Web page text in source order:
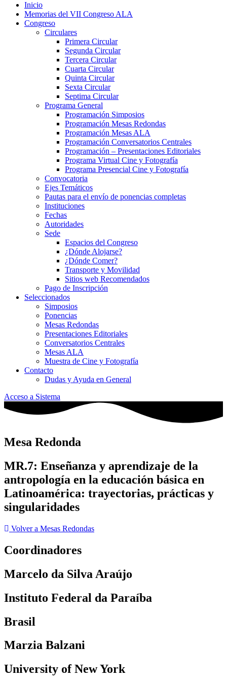
Inicio
Memorias del VII Congreso ALA
Congreso
Circulares
Primera Circular
Segunda Circular
Tercera Circular
Cuarta Circular
Quinta Circular
Sexta Circular
Septima Circular
Programa General
Programación Simposios
Programación Mesas Redondas
Programación Mesas ALA
Programación Conversatorios Centrales
Programación – Presentaciones Editoriales
Programa Virtual Cine y Fotografía
Programa Presencial Cine y Fotografía
Convocatoria
Ejes Temáticos
Pautas para el envío de ponencias completas
Instituciones
Fechas
Autoridades
Sede
Espacios del Congreso
¿Dónde Alojarse?
¿Dónde Comer?
Transporte y Movilidad
Sitios web Recomendados
Pago de Inscripción
Seleccionados
Simposios
Ponencias
Mesas Redondas
Presentaciones Editoriales
Conversatorios Centrales
Mesas ALA
Muestra de Cine y Fotografía
Contacto
Dudas y Ayuda en General
Acceso a Sistema
Mesa Redonda
MR.7: Enseñanza y aprendizaje de la
antropología en la educación básica en
Latinoamérica: trayectorias, prácticas y
singularidades
Volver a Mesas Redondas
Coordinadores
Marcelo da Silva Araújo
Instituto Federal da Paraíba
Brasil
Marzia Balzani
University of New York